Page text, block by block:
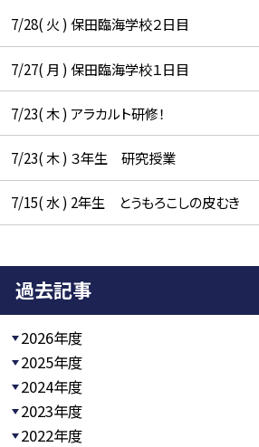
7/28( 火 ) 保田臨海学校２日目
7/27( 月 ) 保田臨海学校１日目
7/23( 木 ) アラカルト研修！
7/23( 木 ) ３年生 研究授業
7/15( 水 ) 2年生 とうもろこしの皮むき
過去記事
2026年度
2025年度
2024年度
2023年度
2022年度